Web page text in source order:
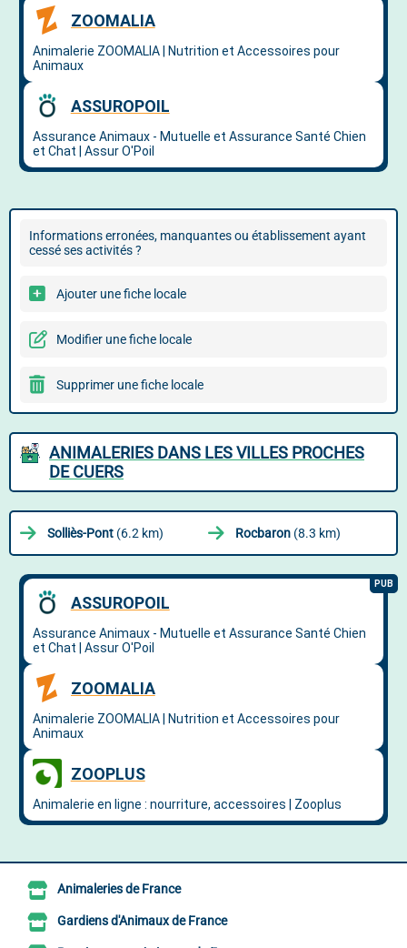
Informations erronées, manquantes ou établissement ayant
cessé ses activités ?
Ajouter une fiche locale
Modifier une fiche locale
Supprimer une fiche locale
ANIMALERIES DANS LES VILLES PROCHES
DE CUERS
Solliès-Pont (6.2 km) Rocbaron (8.3 km)
Animaleries de France
Gardiens d'Animaux de France